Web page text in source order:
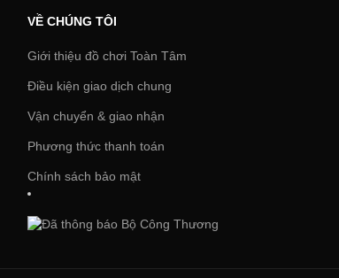
VỀ CHÚNG TÔI
Giới thiệu đồ chơi Toàn Tâm
Điều kiện giao dịch chung
Vận chuyển & giao nhận
Phương thức thanh toán
Chính sách bảo mật